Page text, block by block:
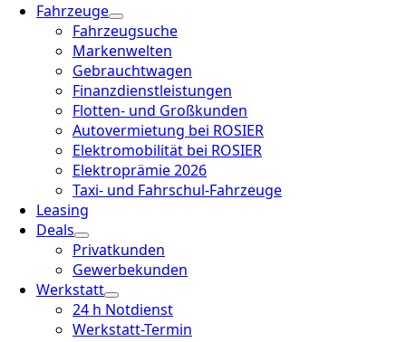
Fahrzeuge
Fahrzeugsuche
Markenwelten
Gebrauchtwagen
Finanzdienstleistungen
Flotten- und Großkunden
Autovermietung bei ROSIER
Elektromobilität bei ROSIER
Elektroprämie 2026
Taxi- und Fahrschul-Fahrzeuge
Leasing
Deals
Privatkunden
Gewerbekunden
Werkstatt
24 h Notdienst
Werkstatt-Termin